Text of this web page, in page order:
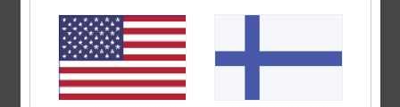
based on2 verified reviewssince kesäkuuta 2026
100% of our customers recommend this product